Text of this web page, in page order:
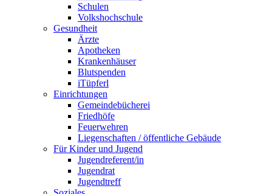
Schulen
Volkshochschule
Gesundheit
Ärzte
Apotheken
Krankenhäuser
Blutspenden
iTüpferl
Einrichtungen
Gemeindebücherei
Friedhöfe
Feuerwehren
Liegenschaften / öffentliche Gebäude
Für Kinder und Jugend
Jugendreferent/in
Jugendrat
Jugendtreff